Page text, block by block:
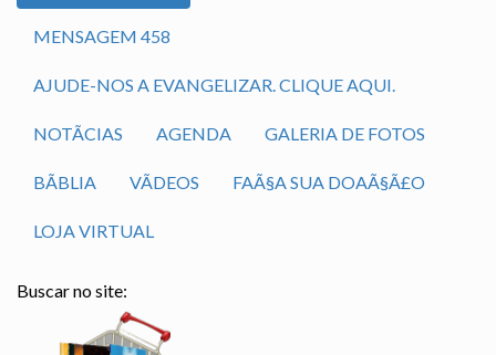
MENSAGEM 458
AJUDE-NOS A EVANGELIZAR. CLIQUE AQUI.
NOTÃ­CIAS AGENDA GALERIA DE FOTOS
BÃ­BLIA VÃ­DEOS FAÃ§A SUA DOAÃ§Ã£O
LOJA VIRTUAL
Buscar no site: